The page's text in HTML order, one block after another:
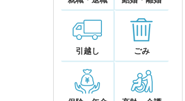
引越し ごみ